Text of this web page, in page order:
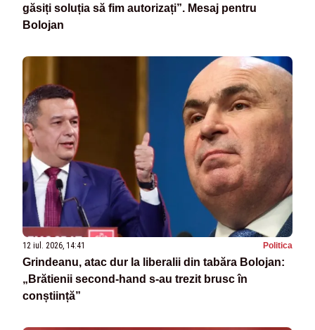
găsiți soluția să fim autorizați”. Mesaj pentru
Bolojan
12 iul. 2026, 14:41 Politica
Grindeanu, atac dur la liberalii din tabăra Bolojan:
„Brătienii second-hand s-au trezit brusc în
conștiință”